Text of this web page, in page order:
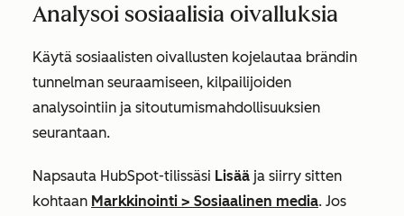
Analysoi sosiaalisia oivalluksia
Käytä sosiaalisten oivallusten kojelautaa brändin
tunnelman seuraamiseen, kilpailijoiden
analysointiin ja sitoutumismahdollisuuksien
seurantaan.
Napsauta HubSpot-tilissäsi Lisää ja siirry sitten
kohtaan Markkinointi > Sosiaalinen media. Jos